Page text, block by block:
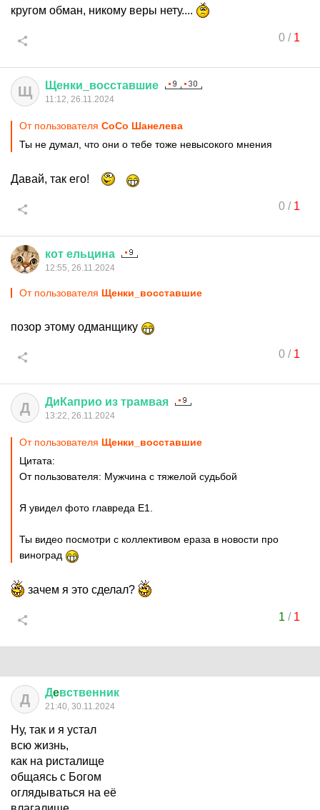
кругом обман, никому веры нету....
0/ 1
Щ Щенки восставшие
11:12, 26.11.2024
От пользователя CoCo Шанелева
Ты не думал, что они о тебе тоже невысокого мнения
Давай, так его!
0/ 1
кот ельцина
12:55, 26.11.2024
От пользователя Щенки_восставшие
позор этому одманщику
0/ 1
Д ДиКаприо из трамвая
13:22, 26.11.2024
От пользователя Щенки_восставшие
Цитата:
От пользователя: Мужчина с тяжелой судьбой
Я увидел фото главреда Е1.
Ты видео посмотри с коллективом ераза в новости про
виноград
зачем я это сделал?
1 / 1
Д Дeвственник
21:40, 30.11.2024
Ну, так и я устал
всю жизнь,
как на ристалище
общаясь с Богом
оглядываться на её